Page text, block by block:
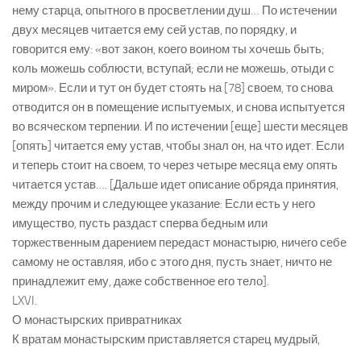
нему старца, опытного в просветлении душ… По истечении
двух месяцев читается ему сей устав, по порядку, и
говорится ему: «вот закон, коего воином ты хочешь быть;
коль можешь соблюсти, вступай; если не можешь, отыди с
миром». Если и тут он будет стоять на [78] своем, то снова
отводится он в помещение испытуемых, и снова испытуется
во всяческом терпении. И по истечении [еще] шести месяцев
[опять] читается ему устав, чтобы знал он, на что идет. Если
и теперь стоит на своем, то через четыре месяца ему опять
читается устав…. [Дальше идет описание обряда принятия,
между прочим и следующее указание: Если есть у него
имущество, пусть раздаст сперва бедным или
торжественным дарением передаст монастырю, ничего себе
самому не оставляя, ибо с этого дня, пусть знает, ничто не
принадлежит ему, даже собственное его тело].
LXVI.
О монастырских привратниках
К вратам монастырским приставляется старец мудрый,